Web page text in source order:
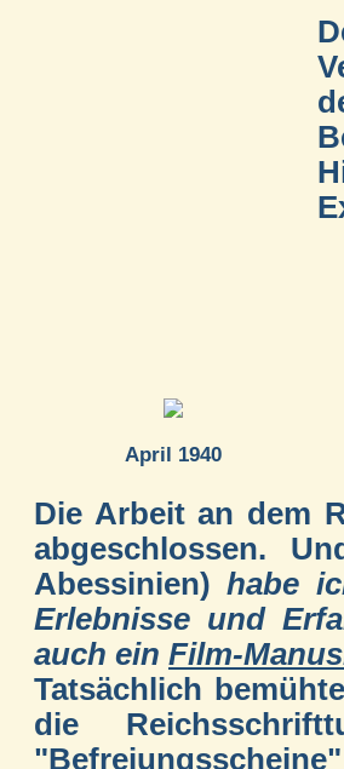
April 1940
Die Arbeit an dem
abgeschlossen.
Abessinien)habe
Erlebnisse und
auch ein Film-
Tatsächlich
die